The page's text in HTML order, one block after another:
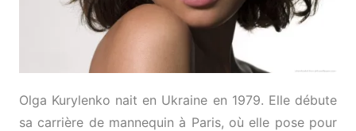
Olga Kurylenko nait en Ukraine en 1979. Elle débute
sa carrière de mannequin à Paris, où elle pose pour